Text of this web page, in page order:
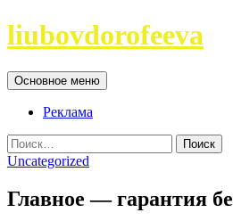
Перейти
к
liubovdorofeeva
Поиск
Основное меню
Реклама
Найти:
Uncategorized
Главное — гарантия